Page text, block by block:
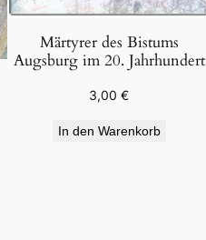
Märtyrer des Bistums
Augsburg im 20. Jahrhundert
3,00 €
In den Warenkorb